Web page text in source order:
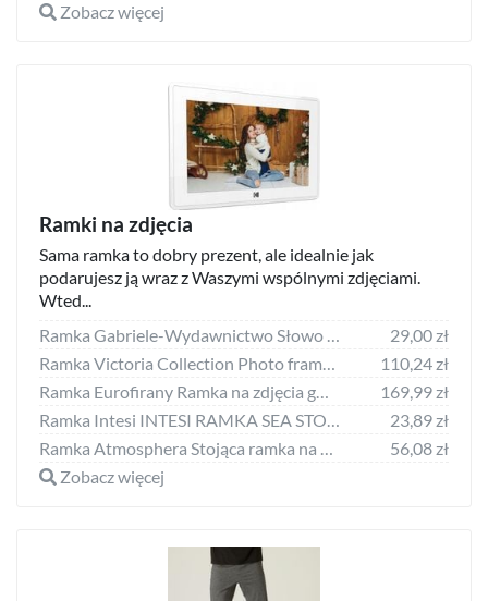
Zobacz więcej
Ramki na zdjęcia
Sama ramka to dobry prezent, ale idealnie jak
podarujesz ją wraz z Waszymi wspólnymi zdjęciami.
Wted...
Ramka Gabriele-Wydawnictwo Słowo Doneck B 13x18 Resin Frame AZ157
29,00 zł
Ramka Victoria Collection Photo frame Ema Gallery 40x40/4/10x15 brown (VF3969) 4741326210891
110,24 zł
Ramka Eurofirany Ramka na zdjęcia gwiazdki ALVI 21X26X2 biała + szara x12
169,99 zł
Ramka Intesi INTESI RAMKA SEA STOJĄCA
23,89 zł
Ramka Atmosphera Stojąca ramka na zdjęcia MAE, 13 x 18 cm
56,08 zł
Zobacz więcej